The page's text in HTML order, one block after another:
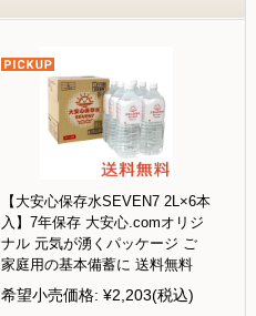
【大安心保存水SEVEN7 2L×6本
入】7年保存 大安心.comオリジ
ナル 元気が湧くパッケージ ご
家庭用の基本備蓄に 送料無料
希望小売価格: ¥2,203(税込)